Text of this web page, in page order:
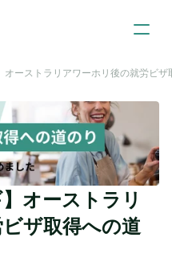
オーストラリアワーホリ後の就労ビ
オーストラリ
ザ取得への道